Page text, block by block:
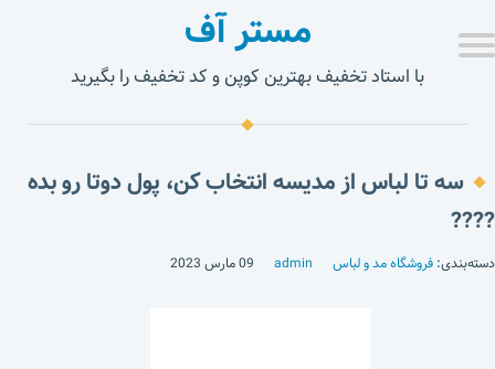
مستر آف
با استاد تخفیف بهترین کوپن و کد تخفیف را بگیرید
سه تا لباس از مدیسه انتخاب کن، پول دوتا رو بده
????
دسته‌بندی: فروشگاه مد و لباس admin 09 مارس 2023